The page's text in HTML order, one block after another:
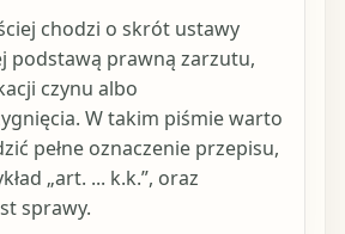
chodzi o skrót ustawy
podstawą prawną zarzutu,
czynu albo
W takim piśmie warto
pełne oznaczenie przepisu,
„art. ... k.k.”, oraz
sprawy.